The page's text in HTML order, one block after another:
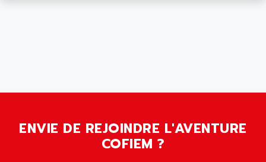
ENVIE DE REJOINDRE L'AVENTURE
COFIEM ?